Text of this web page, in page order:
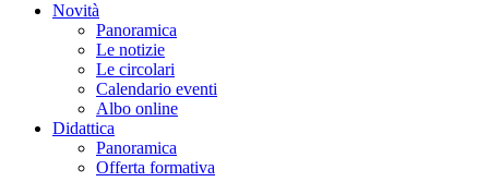
Novità
Panoramica
Le notizie
Le circolari
Calendario eventi
Albo online
Didattica
Panoramica
Offerta formativa